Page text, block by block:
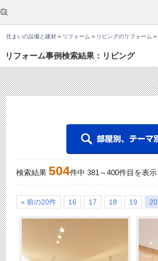
住まいの設備と建材 > リフォーム > リビングのリフォーム >
リフォーム事例検索結果：リビング
こ
か
ら
文
す
検索結果 504件中 381 ～400件目を表示
« 前の20件 16 17 18 19 20